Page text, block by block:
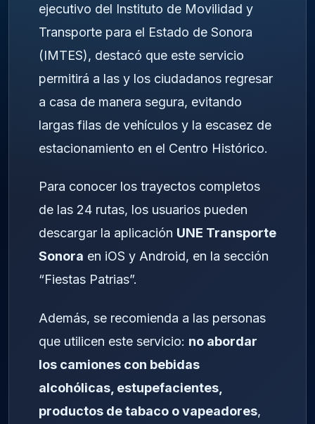
ejecutivo del Instituto de Movilidad y
Transporte para el Estado de Sonora
(IMTES), destacó que este servicio
permitirá a las y los ciudadanos regresar
a casa de manera segura, evitando
largas filas de vehículos y la escasez de
estacionamiento en el Centro Histórico.
Para conocer los trayectos completos
de las 24 rutas, los usuarios pueden
descargar la aplicación UNE Transporte
Sonora en iOS y Android, en la sección
“Fiestas Patrias”.
Además, se recomienda a las personas
que utilicen este servicio: no abordar
los camiones con bebidas
alcohólicas, estupefacientes,
productos de tabaco o vapeadores,